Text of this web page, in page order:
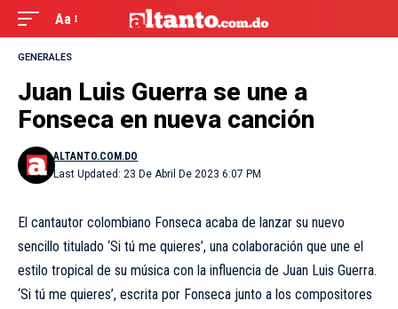
Aa
GENERALES
Juan Luis Guerra se une a
Fonseca en nueva canción
Last Updated: 23 De Abril De 2023 6:07 PM
ALTANTO.COM.DO
El cantautor colombiano Fonseca acaba de lanzar su nuevo
sencillo titulado ‘Si tú me quieres’, una colaboración que une el
estilo tropical de su música con la influencia de Juan Luis Guerra.
‘Si tú me quieres’, escrita por Fonseca junto a los compositores